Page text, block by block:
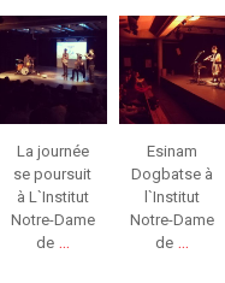
jeunessesmusical
eslg
Jan 25
La journée
se poursuit
à L`Institut
Notre-Dame
de ...
jeunessesmusical
eslg
Jan 25
Esinam
Dogbatse à
l`Institut
Notre-Dame
de ...